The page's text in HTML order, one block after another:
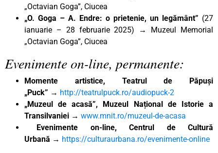
„Octavian Goga”, Ciucea
„O. Goga – A. Endre: o prietenie, un legământ” (27
ianuarie – 28 februarie 2025) → Muzeul Memorial
„Octavian Goga”, Ciucea
Evenimente on-line, permanente:
Momente artistice, Teatrul de Păpuși
„Puck” → http://teatrulpuck.ro/audiopuck-2
„Muzeul de acasă”, Muzeul Național de Istorie a
Transilvaniei → www.mnit.ro/muzeul-de-acasa
Evenimente on-line, Centrul de Cultură
Urbană → https://culturaurbana.ro/evenimente-online